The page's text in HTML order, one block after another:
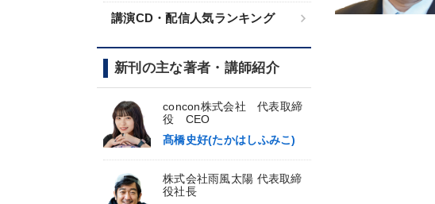
講演CD・配信人気ランキング
新刊の主な著者・講師紹介
concon株式会社 代表取締
役 CEO
髙橋史好(たかはしふみこ)
株式会社雨風太陽 代表取締
役社長